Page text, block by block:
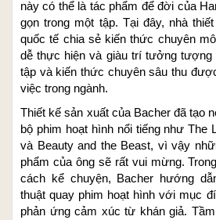
này có thể là tác phẩm để đời của
gọn trong một tập. Tại đây, nhà
quốc tế chia sẻ kiến thức chuyên
dễ thực hiện và giàu trí tưởng
tập và kiến thức chuyên sâu thu
việc trong ngành.
Thiết kế sản xuất của Bacher đã tạo
bộ phim hoạt hình nổi tiếng như The
và Beauty and the Beast, vì vậy
phẩm của ông sẽ rất vui mừng.
cách kể chuyện, Bacher hướng
thuật quay phim hoạt hình với mục
phản ứng cảm xúc từ khán giả.